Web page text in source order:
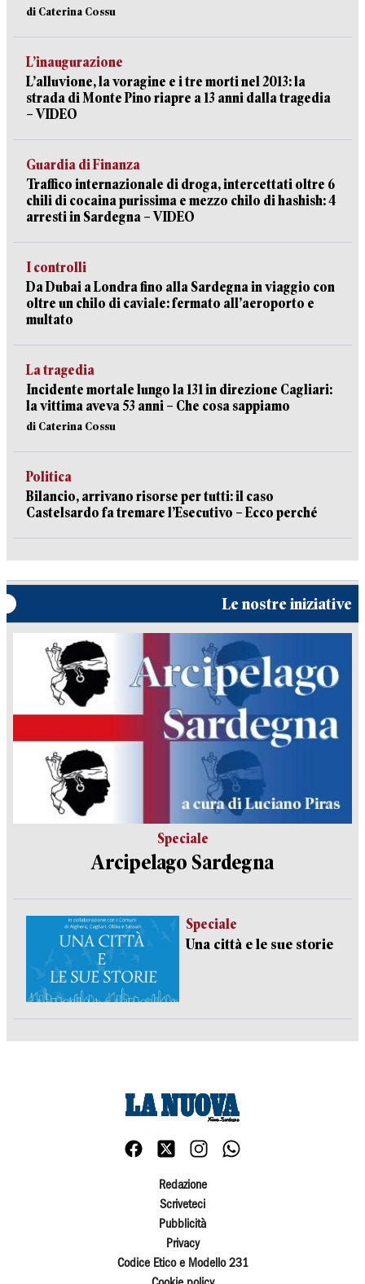
di Caterina Cossu
L’inaugurazione
L’alluvione, la voragine e i tre morti nel 2013: la
strada di Monte Pino riapre a 13 anni dalla tragedia
– VIDEO
Guardia di Finanza
Traffico internazionale di droga, intercettati oltre 6
chili di cocaina purissima e mezzo chilo di hashish: 4
arresti in Sardegna – VIDEO
I controlli
Da Dubai a Londra fino alla Sardegna in viaggio con
oltre un chilo di caviale: fermato all’aeroporto e
multato
La tragedia
Incidente mortale lungo la 131 in direzione Cagliari:
la vittima aveva 53 anni – Che cosa sappiamo
di Caterina Cossu
Politica
Bilancio, arrivano risorse per tutti: il caso
Castelsardo fa tremare l’Esecutivo – Ecco perché
Le nostre iniziative
Speciale
Arcipelago Sardegna
Speciale
Una città e le sue storie
Redazione
Scriveteci
Pubblicità
Privacy
Codice Etico e Modello 231